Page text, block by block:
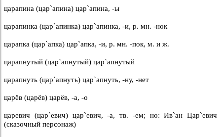
царапина (цар`апина) цар`апина, -ы
царапинка (цар`апинка) цар`апинка, -и, р. мн. -нок
царапка (цар`апка) цар`апка, -и, р. мн. -пок, м. и ж.
царапнутый (цар`апнутый) цар`апнутый
царапнуть (цар`апнуть) цар`апнуть, -ну, -нет
царёв (царёв) царёв, -а, -о
царевич (цар`евич) цар`евич, -а, тв. -ем; но: Ив`ан Цар`евич
(сказочный персонаж)